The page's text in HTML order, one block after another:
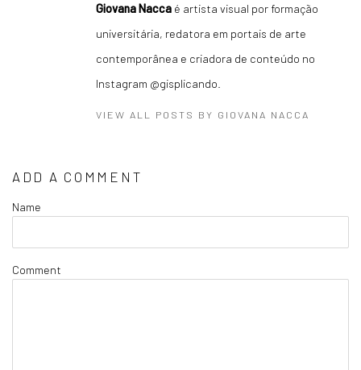
Giovana Nacca é artista visual por formação
universitária, redatora em portais de arte
contemporânea e criadora de conteúdo no
Instagram @gisplicando.
VIEW ALL POSTS BY GIOVANA NACCA
ADD A COMMENT
Name
Comment